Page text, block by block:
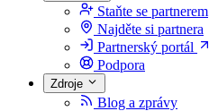
Staňte se partnerem
Najděte si partnera
Partnerský portál
Podpora
Zdroje
Blog a zprávy